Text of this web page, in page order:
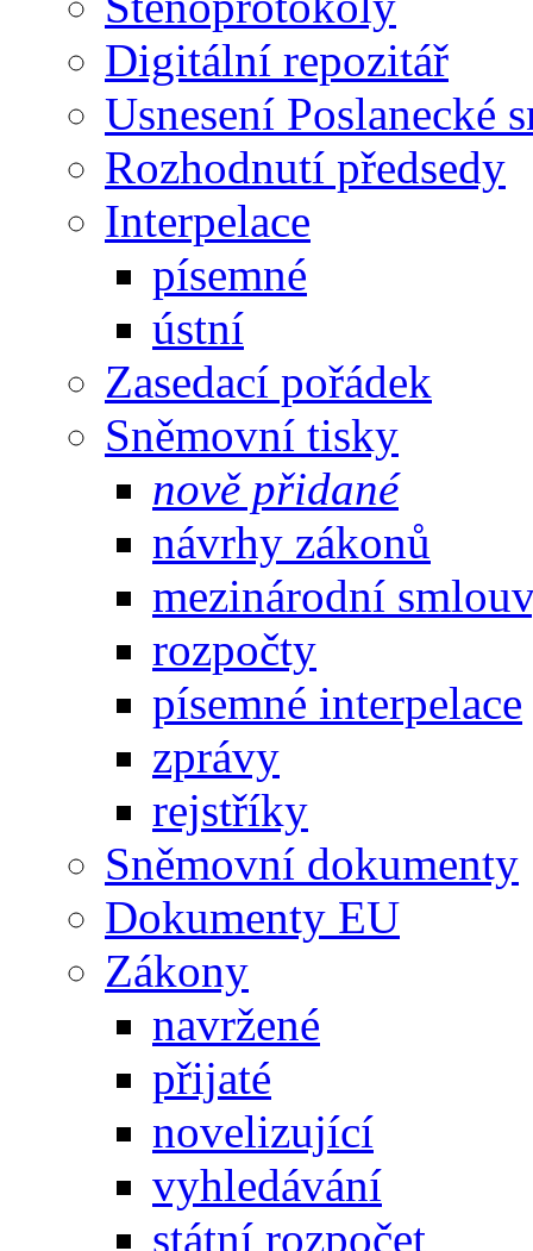
Digitální repozitář
Usnesení Poslanecké
Rozhodnutí předsedy
Interpelace
písemné
ústní
Zasedací pořádek
Sněmovní tisky
nově přidané
návrhy zákonů
mezinárodní
rozpočty
písemné interpelace
zprávy
rejstříky
Sněmovní dokumenty
Dokumenty EU
Zákony
navržené
přijaté
novelizující
vyhledávání
státní rozpočet